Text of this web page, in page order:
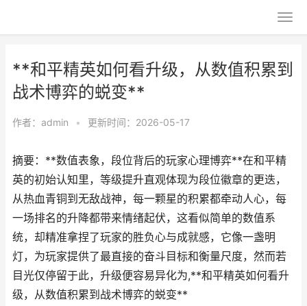
**和平精英如何看升级，从数值积累到
战术博弈的蜕变**
作者： admin • 更新时间：2026-05-17
摘要：**数值表象，段位背后的玩家心理博弈**在和平精
英的初始认知里，等级提升直观体现为段位徽章的更迭，
从热血青铜到无敌战神，每一颗星的积累都牵动人心，每
一场排名的升降都带来情绪起伏，这看似简单的数值系
统，却精准拿捏了玩家的胜负心与成就感，它像一盏明
灯，为玩家提供了最直接的奋斗目标和衡量尺度，然而若
目光仅停留于此，升级便容易异化为,**和平精英如何看升
级，从数值积累到战术博弈的蜕变**